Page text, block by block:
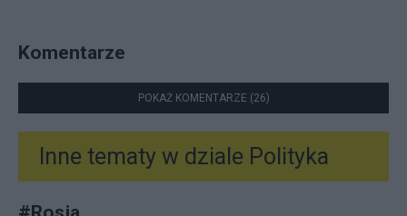
Komentarze
POKAŻ KOMENTARZE (26)
Inne tematy w dziale Polityka